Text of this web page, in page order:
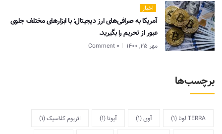
اخبار
آمریکا به صرافی‌های ارز دیجیتال: با ابزارهای مختلف جلوی
عبور از تحریم را بگیرید.
مهر 25, 1400 0 Comment
برچسب‌ها
TERRA لونا (1) آوی(1) آیوتا (1) اتریوم کلاسیک(1)